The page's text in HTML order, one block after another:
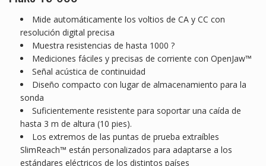
Mide automáticamente los voltios de CA y CC con
resolución digital precisa
Muestra resistencias de hasta 1000 ?
Mediciones fáciles y precisas de corriente con OpenJaw™
Señal acústica de continuidad
Diseño compacto con lugar de almacenamiento para la
sonda
Suficientemente resistente para soportar una caída de
hasta 3 m de altura (10 pies).
Los extremos de las puntas de prueba extraíbles
SlimReach™ están personalizados para adaptarse a los
estándares eléctricos de los distintos países